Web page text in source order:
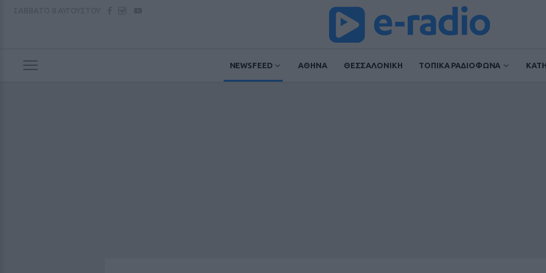
NEWSFEED ΑΘΗΝΑ ΘΕΣΣΑΛΟΝΙΚΗ ΤΟΠΙΚΑ ΡΑΔΙΟΦΩΝΑ